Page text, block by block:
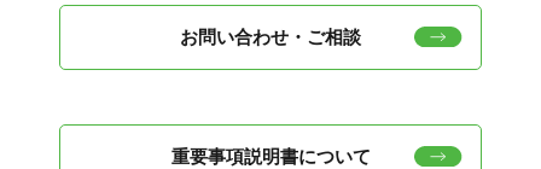
お問い合わせ・ご相談
重要事項説明書について